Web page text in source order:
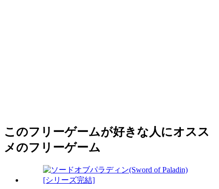
このフリーゲームが好きな人にオスス
メのフリーゲーム